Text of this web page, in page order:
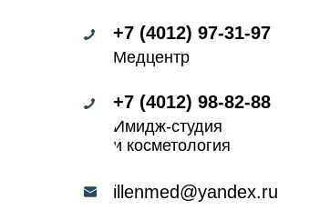
+7 (4012) 97-31-97
Медцентр
+7 (4012) 98-82-88
Имидж-студия
и косметология
illenmed@yandex.ru